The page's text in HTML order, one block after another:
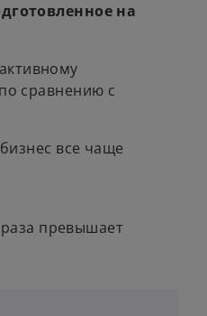
на
сравнению с
все чаще
превышает